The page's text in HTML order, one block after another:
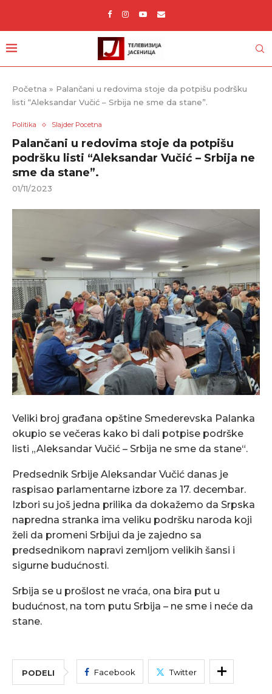
Početna » Palančani u redovima stoje da potpišu podršku
listi “Aleksandar Vučić – Srbija ne sme da stane”.
Politika Slajder Pocetna
Palančani u redovima stoje da potpišu
podršku listi “Aleksandar Vučić – Srbija ne
sme da stane”.
01/11/2023
Veliki broj građana opštine Smederevska Palanka
okupio se večeras kako bi dali potpise podrške
listi „Aleksandar Vučić – Srbija ne sme da stane“.
Predsednik Srbije Aleksandar Vučić danas je
raspisao parlamentarne izbore za 17. decembar.
Izbori su još jedna prilika da dokažemo da Srpska
napredna stranka ima veliku podršku naroda koji
želi da promeni Srbijui da je zajedno sa
predsednikom napravi zemljom velikih šansi i
sigurne budućnosti.
Srbija se u prošlost ne vraća, ona bira put u
budućnost, na tom putu Srbija – ne sme i neće da
stane.
PODELI Facebook Twitter